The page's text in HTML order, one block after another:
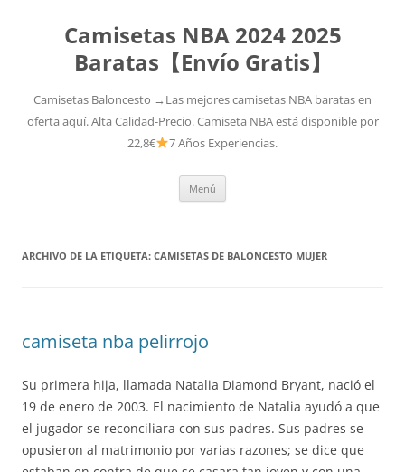
Camisetas NBA 2024 2025
Baratas【Envío Gratis】
Camisetas Baloncesto →Las mejores camisetas NBA baratas en
oferta aquí. Alta Calidad-Precio. Camiseta NBA está disponible por
22,8€
7 Años Experiencias.
Menú
ARCHIVO DE LA ETIQUETA: CAMISETAS DE BALONCESTO MUJER
camiseta nba pelirrojo
Su primera hija, llamada Natalia Diamond Bryant, nació el
19 de enero de 2003. El nacimiento de Natalia ayudó a que
el jugador se reconciliara con sus padres. Sus padres se
opusieron al matrimonio por varias razones; se dice que